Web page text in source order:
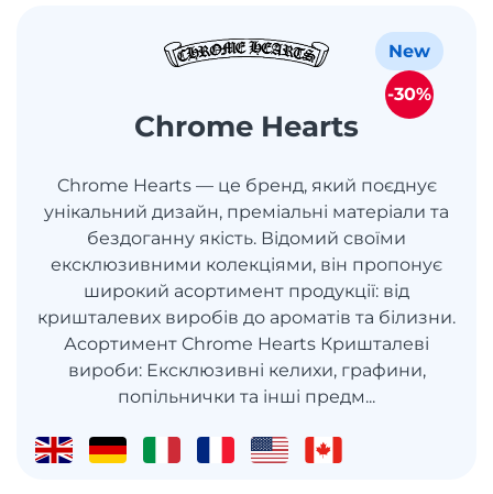
Chrome Hearts
Chrome Hearts — це бренд, який поєднує
унікальний дизайн, преміальні матеріали та
бездоганну якість. Відомий своїми
ексклюзивними колекціями, він пропонує
широкий асортимент продукції: від
кришталевих виробів до ароматів та білизни.
Асортимент Chrome Hearts Кришталеві
вироби: Ексклюзивні келихи, графини,
попільнички та інші предм...
New
-30%